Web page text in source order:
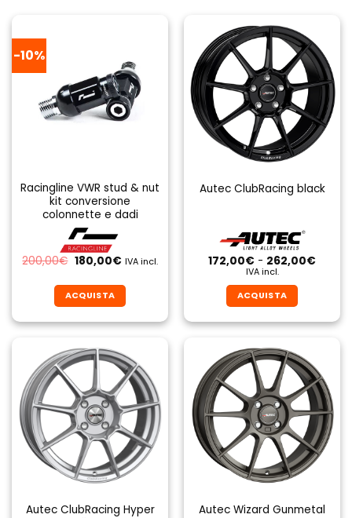
-10%
Racingline VWR stud & nut
kit conversione
colonnette e dadi
200,00€ Il
prezzo
era:
200,00€.
180,00€Il
è:
180,00€.
IVA incl.
ACQUISTA
prodotto
ha
più
varianti.
Le
opzioni
possono
essere
scelte
nella
del
Autec ClubRacing black
172,00€ - 262,00€Fascia
IVA incl.
ACQUISTA
prodotto
ha
più
varianti.
Le
opzioni
possono
essere
scelte
nella
del
Autec ClubRacing Hyper
Autec Wizard Gunmetal